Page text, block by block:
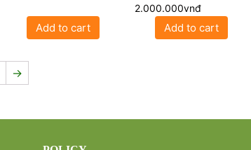
Add to cart
2.000.000vnđ
Add to cart
→